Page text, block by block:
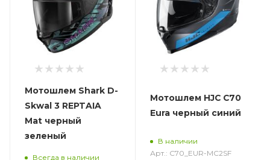
Мотошлем Shark D-
Skwal 3 REPTAIA
Mat черный
зеленый
Всегда в наличии
Мотошлем HJC C70
Eura черный синий
В наличии
Арт.: C70_EUR-MC2SF